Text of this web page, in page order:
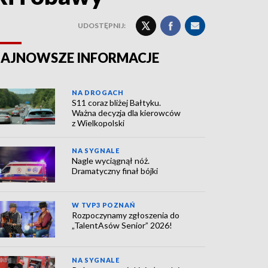
UDOSTĘPNIJ:
INFORMACJE
NA DROGACH
S11 coraz bliżej Bałtyku.
Ważna decyzja dla kierowców
z Wielkopolski
NA SYGNALE
Nagle wyciągnął nóż.
Dramatyczny finał bójki
W TVP3 POZNAŃ
Rozpoczynamy zgłoszenia do
„TalentAsów Senior” 2026!
NA SYGNALE